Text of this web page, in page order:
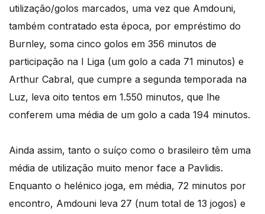
utilização/golos marcados, uma vez que Amdouni,
também contratado esta época, por empréstimo do
Burnley, soma cinco golos em 356 minutos de
participação na I Liga (um golo a cada 71 minutos) e
Arthur Cabral, que cumpre a segunda temporada na
Luz, leva oito tentos em 1.550 minutos, que lhe
conferem uma média de um golo a cada 194 minutos.
Ainda assim, tanto o suíço como o brasileiro têm uma
média de utilização muito menor face a Pavlidis.
Enquanto o helénico joga, em média, 72 minutos por
encontro, Amdouni leva 27 (num total de 13 jogos) e